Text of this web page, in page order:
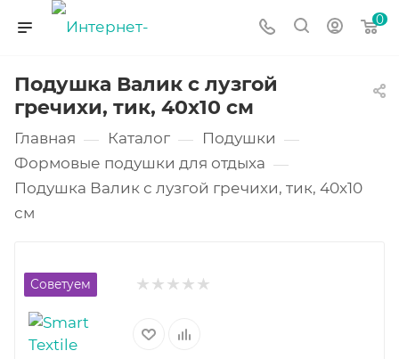
0
Подушка Валик с лузгой
гречихи, тик, 40x10 см
Главная — Каталог — Подушки —
Формовые подушки для отдыха —
Подушка Валик с лузгой гречихи, тик, 40x10
см
Советуем